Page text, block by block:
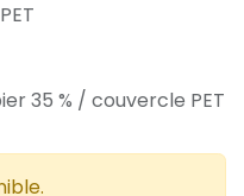
35 % / couvercle PET